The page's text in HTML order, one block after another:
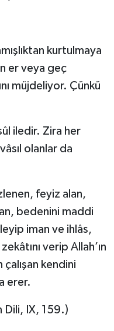
kurtulmaya
er veya geç
müjdeliyor. Çünkü
iledir. Zira her
olanlar da
feyiz alan,
bedenini maddi
iman ve ihlâs,
verip Allah’ın
çalışan kendini
erer.
Dili, IX, 159.)